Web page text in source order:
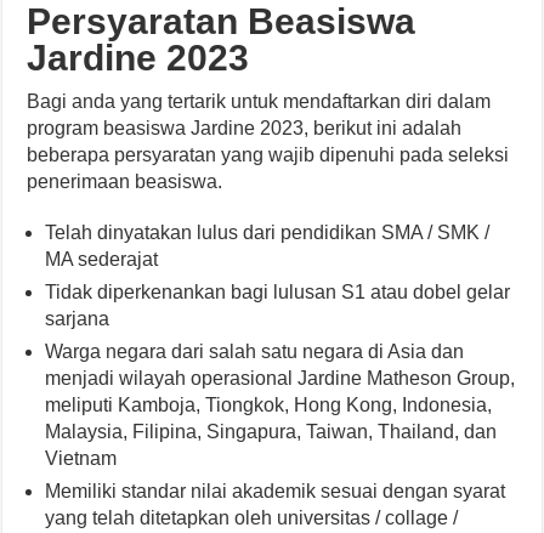
Persyaratan Beasiswa
Jardine 2023
Bagi anda yang tertarik untuk mendaftarkan diri dalam
program beasiswa Jardine 2023, berikut ini adalah
beberapa persyaratan yang wajib dipenuhi pada seleksi
penerimaan beasiswa.
Telah dinyatakan lulus dari pendidikan SMA / SMK /
MA sederajat
Tidak diperkenankan bagi lulusan S1 atau dobel gelar
sarjana
Warga negara dari salah satu negara di Asia dan
menjadi wilayah operasional Jardine Matheson Group,
meliputi Kamboja, Tiongkok, Hong Kong, Indonesia,
Malaysia, Filipina, Singapura, Taiwan, Thailand, dan
Vietnam
Memiliki standar nilai akademik sesuai dengan syarat
yang telah ditetapkan oleh universitas / collage /